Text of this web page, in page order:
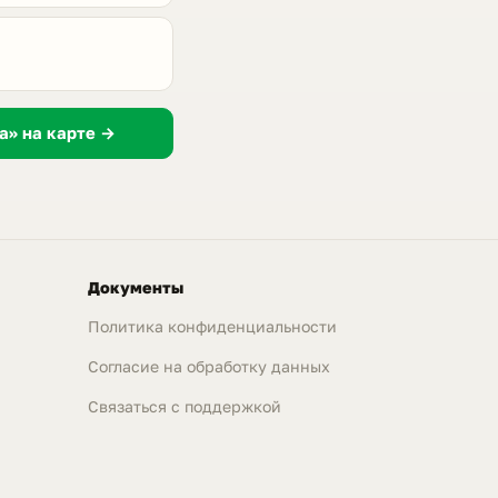
на карте →
Документы
Политика конфиденциальности
Согласие на обработку данных
Связаться с поддержкой